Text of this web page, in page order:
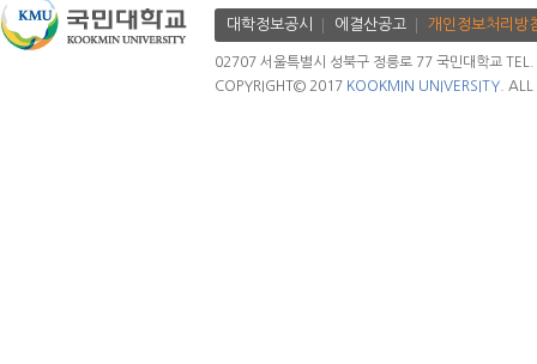
대학정보공시 에결산공고 개인정보처리방
02707 서울특별시 성북구 정릉로 77 국민대학교
COPYRIGHT© 2017 KOOKMIN UNIVERSITY. ALL